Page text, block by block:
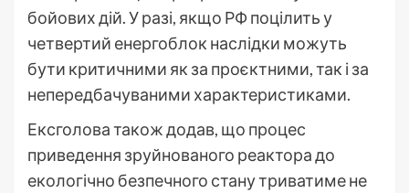
бойових дій. У разі, якщо РФ поцілить у
четвертий енергоблок наслідки можуть
бути критичними як за проєктними, так і за
непередбачуваними характеристиками.
Ексголова також додав, що процес
приведення зруйнованого реактора до
екологічно безпечного стану триватиме не